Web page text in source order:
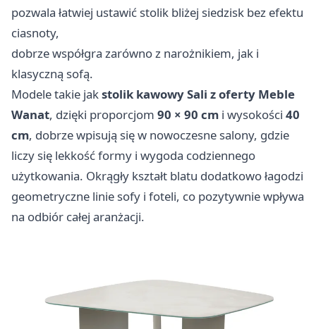
pozwala łatwiej ustawić stolik bliżej siedzisk bez efektu
ciasnoty,
dobrze współgra zarówno z narożnikiem, jak i
klasyczną sofą.
Modele takie jakstolik kawowy Sali z oferty Meble
Wanat, dzięki proporcjom 90 × 90 cm i wysokości 40
cm, dobrze wpisują się w nowoczesne salony, gdzie
liczy się lekkość formy i wygoda codziennego
użytkowania. Okrągły kształt blatu dodatkowo łagodzi
geometryczne linie sofy i foteli, co pozytywnie wpływa
na odbiór całej aranżacji.